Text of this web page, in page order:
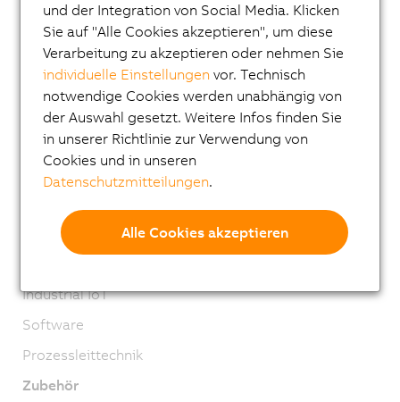
Steuerungssysteme
I/O Systeme
Vision Systeme
Sicherheitstechnik
Antriebstechnik
Mechatronische Systeme
Mobile Automation
Industrial IoT
Software
Prozessleittechnik
Zubehör
und der Integration von Social Media. Klicken
Sie auf "Alle Cookies akzeptieren", um diese
Verarbeitung zu akzeptieren oder nehmen Sie
individuelle Einstellungen vor. Technisch
notwendige Cookies werden unabhängig von
der Auswahl gesetzt. Weitere Infos finden Sie
in unserer Richtlinie zur Verwendung von
Cookies und in unseren
Datenschutzmitteilungen.
Alle Cookies akzeptieren